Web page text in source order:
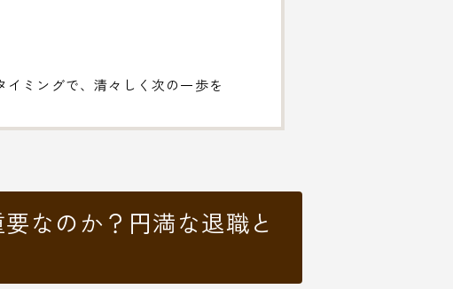
ミングで、清々しく次の一歩を
なのか？円満な退職と